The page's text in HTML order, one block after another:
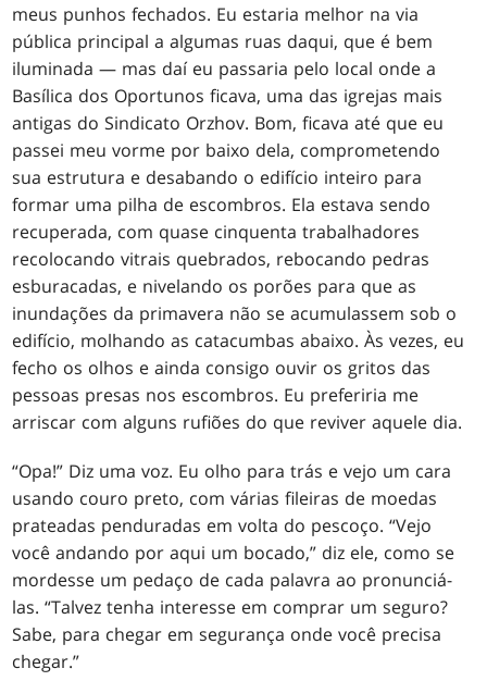
meus punhos fechados. Eu estaria melhor na via
pública principal a algumas ruas daqui, que é bem
iluminada — mas daí eu passaria pelo local onde a
Basílica dos Oportunos ficava, uma das igrejas mais
antigas do Sindicato Orzhov. Bom, ficava até que eu
passei meu vorme por baixo dela, comprometendo
sua estrutura e desabando o edifício inteiro para
formar uma pilha de escombros. Ela estava sendo
recuperada, com quase cinquenta trabalhadores
recolocando vitrais quebrados, rebocando pedras
esburacadas, e nivelando os porões para que as
inundações da primavera não se acumulassem sob o
edifício, molhando as catacumbas abaixo. Às vezes, eu
fecho os olhos e ainda consigo ouvir os gritos das
pessoas presas nos escombros. Eu preferiria me
arriscar com alguns rufiões do que reviver aquele dia.
“Opa!” Diz uma voz. Eu olho para trás e vejo um cara
usando couro preto, com várias fileiras de moedas
prateadas penduradas em volta do pescoço. “Vejo
você andando por aqui um bocado,” diz ele, como se
mordesse um pedaço de cada palavra ao pronunciá-
las. “Talvez tenha interesse em comprar um seguro?
Sabe, para chegar em segurança onde você precisa
chegar.”